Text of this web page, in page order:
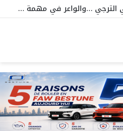
اتفاق تاريخي اليوم في الترجي …والواعر في مهمة عاجلة خارج تونس